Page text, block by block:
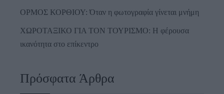
ΟΡΜΟΣ ΚΟΡΘΙΟΥ: Όταν η φωτογραφία γίνεται μνήμη
ΧΩΡΟΤΑΞΙΚΟ ΓΙΑ ΤΟΝ ΤΟΥΡΙΣΜΟ: Η φέρουσα
ικανότητα στο επίκεντρο
Πρόσφατα Άρθρα